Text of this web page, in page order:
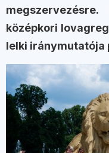
középkori
lelki iránymutatója